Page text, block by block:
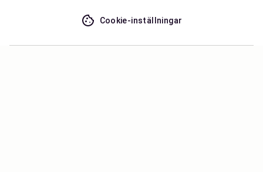
Cookie-inställningar